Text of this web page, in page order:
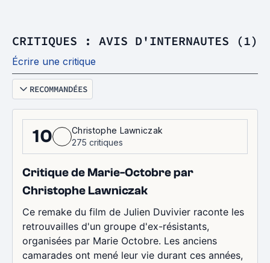
CRITIQUES : AVIS D'INTERNAUTES (1)
Écrire une critique
RECOMMANDÉES
10
Christophe Lawniczak
275 critiques
Critique de Marie-Octobre par
Christophe Lawniczak
Ce remake du film de Julien Duvivier raconte les
retrouvailles d'un groupe d'ex-résistants,
organisées par Marie Octobre. Les anciens
camarades ont mené leur vie durant ces années,